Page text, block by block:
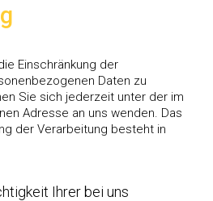
Einschränkung der
Daten zu
Sie sich jederzeit unter der im
Adresse an uns wenden. Das
der Verarbeitung besteht in
Ihrer bei uns